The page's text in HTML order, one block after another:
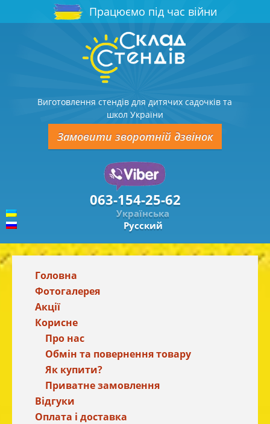
Працюємо під час війни
Виготовлення стендів для дитячих садочків та
школ України
Замовити зворотній дзвінок
063-154-25-62
Українська
Русский
Головна
Фотогалерея
Акції
Корисне
Про нас
Обмін та повернення товару
Як купити?
Приватне замовлення
Відгуки
Оплата і доставка